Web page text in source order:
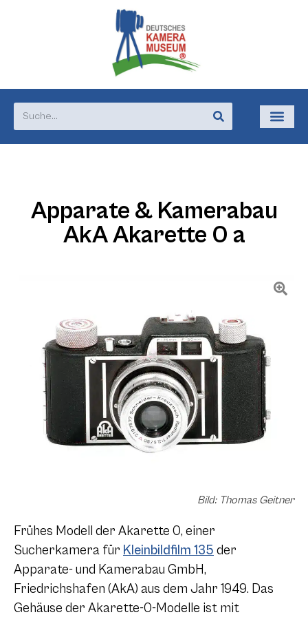
Apparate & Kamerabau
AkA Akarette 0 a
Bild: Thomas Geitner
Frühes Modell der Akarette 0, einer
Sucherkamera für Kleinbildfilm 135 der
Apparate- und Kamerabau GmbH,
Friedrichshafen (AkA) aus dem Jahr 1949. Das
Gehäuse der Akarette-0-Modelle ist mit